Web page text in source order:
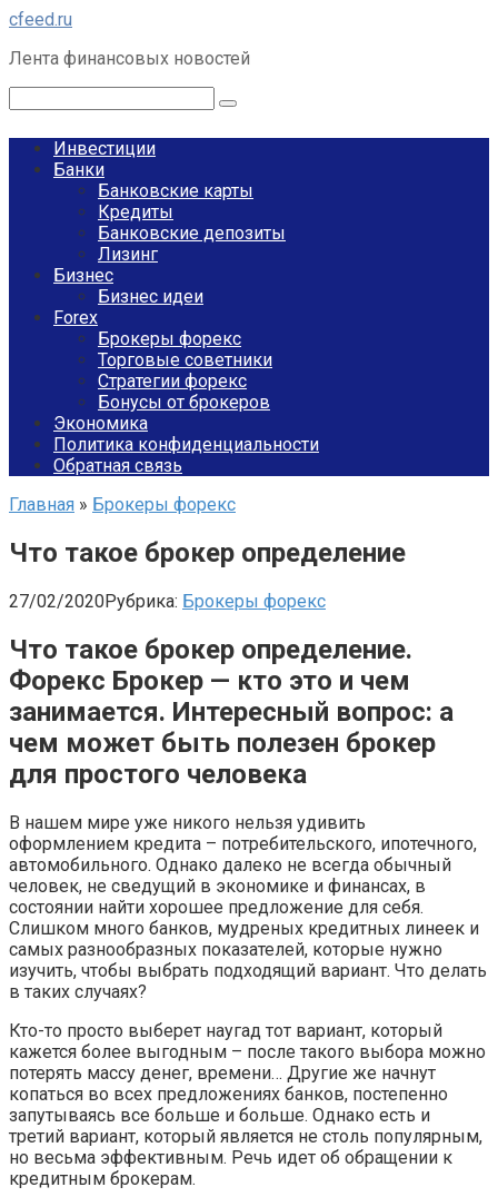
Перейти
контенту
cfeed.ru
Лента финансовых новостей
Инвестиции
Банки
Банковские карты
Кредиты
Банковские депозиты
Лизинг
Бизнес
Бизнес идеи
Forex
Брокеры форекс
Торговые советники
Стратегии форекс
Бонусы от брокеров
Экономика
Политика конфиденциальности
Обратная связь
Главная » Брокеры форекс
Что такое брокер определение
27/02/2020Рубрика: Брокеры форекс
Что такое брокер определение.
Форекс Брокер — кто это и чем
занимается. Интересный вопрос: а
чем может быть полезен брокер
для простого человека
В нашем мире уже никого нельзя удивить
оформлением кредита – потребительского, ипотечного,
автомобильного. Однако далеко не всегда обычный
человек, не сведущий в экономике и финансах, в
состоянии найти хорошее предложение для себя.
Слишком много банков, мудреных кредитных линеек и
самых разнообразных показателей, которые нужно
изучить, чтобы выбрать подходящий вариант. Что делать
в таких случаях?
Кто-то просто выберет наугад тот вариант, который
кажется более выгодным – после такого выбора можно
потерять массу денег, времени… Другие же начнут
копаться во всех предложениях банков, постепенно
запутываясь все больше и больше. Однако есть и
третий вариант, который является не столь популярным,
но весьма эффективным. Речь идет об обращении к
кредитным брокерам.